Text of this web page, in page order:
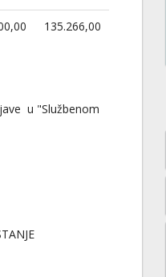
135.266,00
u "Službenom